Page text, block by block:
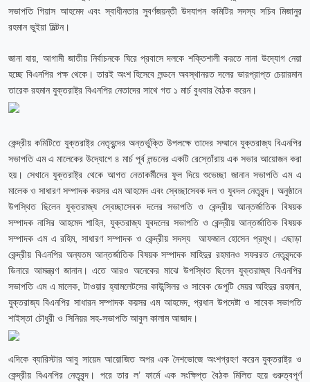
সভাপতি গিয়াস আহমেদ এবং স্বাধীনতার সুবর্ণজয়ন্তী উদযাপন কমিটির সদস্য সচিব মিজানুর
রহমান ভুইয়া মিল্টন।
জানা যায়, আগামী জাতীয় নির্বাচনকে ঘিরে প্রবাসে দলকে শক্তিশালী করতে নানা উদ্যোগ নেয়া
হচ্ছে বিএনপির পক্ষ থেকে। তারই অংশ হিসেবে লন্ডনে অবস্থানরত দলের ভারপ্রাপ্ত চেয়ারমান
তারেক রহমান যুক্তরাষ্ট্র বিএনপির নেতাদের সাথে গত ১ মার্চ বুধবার বৈঠক করেন।
কেন্দ্রীয় কমিটিতে যুক্তরাষ্ট্র নেতৃবৃন্দের অন্তর্ভুক্তি উপলক্ষে তাদের সম্মানে যুক্তরাজ্য বিএনপির
সভাপতি এম এ মালেকের উদ্যোগে ৪ মার্চ পূর্ব লন্ডনের একটি রেস্তোঁরায় এক সভার আয়োজন করা
হয়। সেখানে যুক্তরাষ্ট্র থেকে আগত নেতাকর্মীদের ফুল দিয়ে শুভেচ্ছা জানান সভাপতি এম এ
মালেক ও সাধারণ সম্পাদক কয়সর এম আহমেদ এবং স্বেচ্ছাসেবক দল ও যুবদল নেতৃবৃন্দ। অনুষ্ঠানে
উপস্থিত ছিলেন যুক্তরাজ্য স্বেচ্ছাসেবক দলের সভাপতি ও কেন্দ্রীয় আন্তর্জাতিক বিষয়ক
সম্পাদক নাসির আহমেদ শাহিন, যুক্তরাজ্য যুবদলের সভাপতি ও কেন্দ্রীয় আন্তর্জাতিক বিষয়ক
সম্পাদক এম এ রহিম, সাধারণ সম্পাদক ও কেন্দ্রীয় সদস্য আফজাল হোসেন প্রমূখ। এছাড়া
কেন্দ্রীয় বিএনপির অন্যতম আন্তর্জাতিক বিষয়ক সম্পাদক মাহিদুর রহমানও সফররত নেতৃবৃন্দকে
ডিনারে আমন্ত্রণ জানান। এতে আরও অনেকের মাঝে উপস্থিত ছিলেন যুক্তরাজ্য বিএনপির
সভাপতি এম এ মালেক, টাওয়ার হ্যামলেটসের কাউন্সিলর ও সাবেক ডেপুটি মেয়র অহিদুর রহমান,
যুক্তরাজ্য বিএনপির সাধারন সম্পাদক কয়সর এম আহমেদ, প্রধান উপদেষ্টা ও সাবেক সভাপতি
শাইস্তা চৌধুরী ও সিনিয়র সহ-সভাপতি আবুল কালাম আজাদ।
এদিকে ব্যারিস্টার আবু সায়েম আয়োজিত অপর এক নৈশভোজে অংশগ্রহণ করেন যুক্তরাষ্ট্র ও
কেন্দ্রীয় বিএনপির নেতৃবৃন্দ। পরে তার ল’ ফার্মে এক সংক্ষিপ্ত বৈঠক মিলিত হয়ে গুরুত্বপূর্ণ